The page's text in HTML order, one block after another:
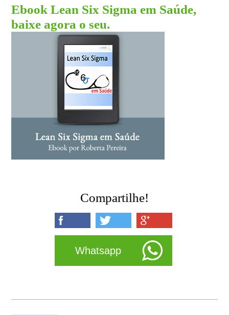
Ebook Lean Six Sigma em Saúde,
baixe agora o seu.
Compartilhe!
Whatsapp